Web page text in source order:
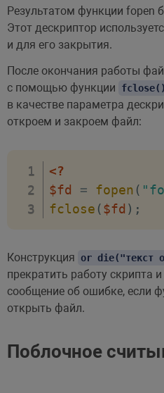
Результатом функции fopen
Этот дескриптор
и для его закрытия.
После окончания работы
с помощью функции
fclose()
в качестве параметра
откроем и закроем файл:
<?
$fd
= fopen (
fclose ($fd ) ;
Конструкция or die("текст
прекратить работу скрипта
сообщение об ошибке, если
открыть файл.
Поблочное